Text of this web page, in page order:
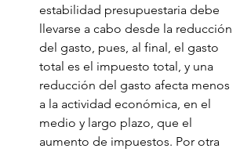
estabilidad presupuestaria debe
llevarse a cabo desde la reducción
del gasto, pues, al final, el gasto
total es el impuesto total, y una
reducción del gasto afecta menos
a la actividad económica, en el
medio y largo plazo, que el
aumento de impuestos. Por otra